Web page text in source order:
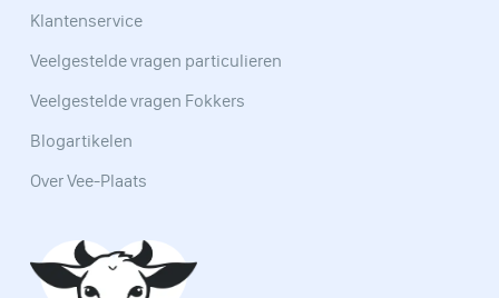
Klantenservice
Veelgestelde vragen particulieren
Veelgestelde vragen Fokkers
Blogartikelen
Over Vee-Plaats